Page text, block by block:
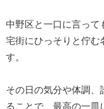
中野区と一口に言って
宅街にひっそりと佇む
す。
その日の気分や体調、
ることで、最高の一皿